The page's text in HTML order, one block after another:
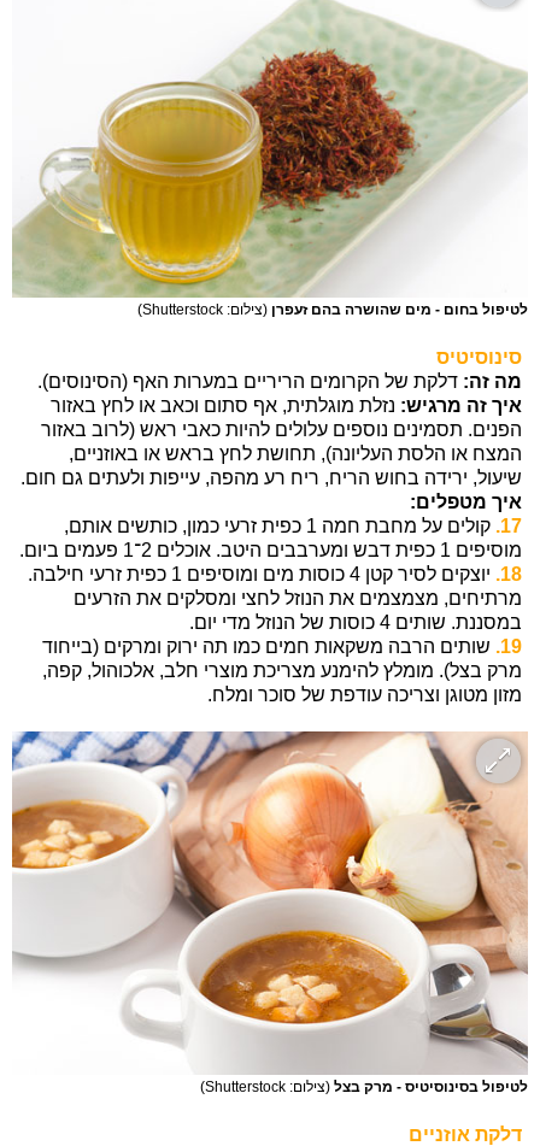
לטיפול בחום - מים שהושרה בהם זעפרן (צילום: Shutterstock)
סינוסיטיס
מה זה: דלקת של הקרומים הריריים במערות האף (הסינוסים).
איך זה מרגיש: נזלת מוגלתית, אף סתום וכאב או לחץ באזור
הפנים. תסמינים נוספים עלולים להיות כאבי ראש (לרוב באזור
המצח או הלסת העליונה), תחושת לחץ בראש או באוזניים,
שיעול, ירידה בחוש הריח, ריח רע מהפה, עייפות ולעתים גם חום.
איך מטפלים:
17.
קולים על מחבת חמה 1 כפית זרעי כמון, כותשים אותם,
מוסיפים 1 כפית דבש ומערבבים היטב. אוכלים 2־1 פעמים ביום.
18.
יוצקים לסיר קטן 4 כוסות מים ומוסיפים 1 כפית זרעי חילבה.
מרתיחים, מצמצמים את הנוזל לחצי ומסלקים את הזרעים
במסננת. שותים 4 כוסות של הנוזל מדי יום.
19. שותים הרבה משקאות חמים כמו תה ירוק ומרקים (בייחוד
מרק בצל). מומלץ להימנע מצריכת מוצרי חלב, אלכוהול, קפה,
מזון מטוגן וצריכה עודפת של סוכר ומלח.
לטיפול בסינוסיטיס - מרק בצל (צילום: Shutterstock)
דלקת אוזניים